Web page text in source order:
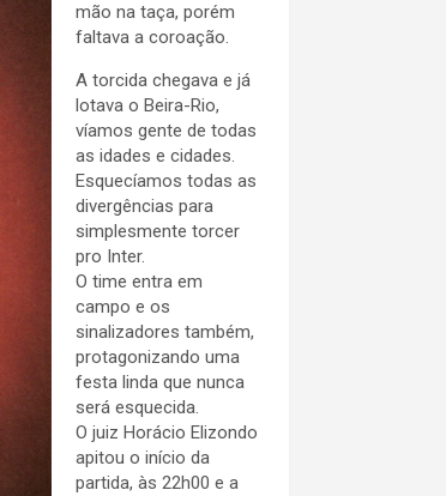
mão na taça, porém
faltava a coroação.
A torcida chegava e já
lotava o Beira-Rio,
víamos gente de todas
as idades e cidades.
Esquecíamos todas as
divergências para
simplesmente torcer
pro Inter.
O time entra em
campo e os
sinalizadores também,
protagonizando uma
festa linda que nunca
será esquecida.
O juiz Horácio Elizondo
apitou o início da
partida, às 22h00 e a